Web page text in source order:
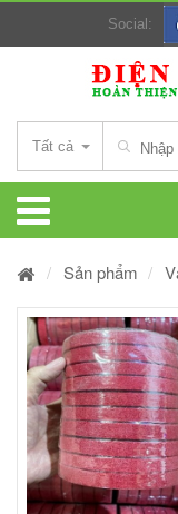
Social:
Tất cả
Sản phẩm